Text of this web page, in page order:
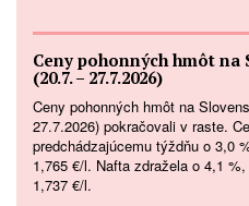
Ceny pohonných hmôt na
(20.7. – 27.7.2026)
Ceny pohonných hmôt na
27.7.2026) pokračovali v raste.
predchádzajúcemu týždňu o 3,0
1,765 €/l. Nafta zdražela o 4,1
1,737 €/l.